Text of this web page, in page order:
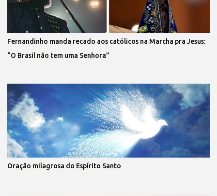
Fernandinho manda recado aos católicos na Marcha pra Jesus:
“O Brasil não tem uma Senhora”
Oração milagrosa do Espírito Santo